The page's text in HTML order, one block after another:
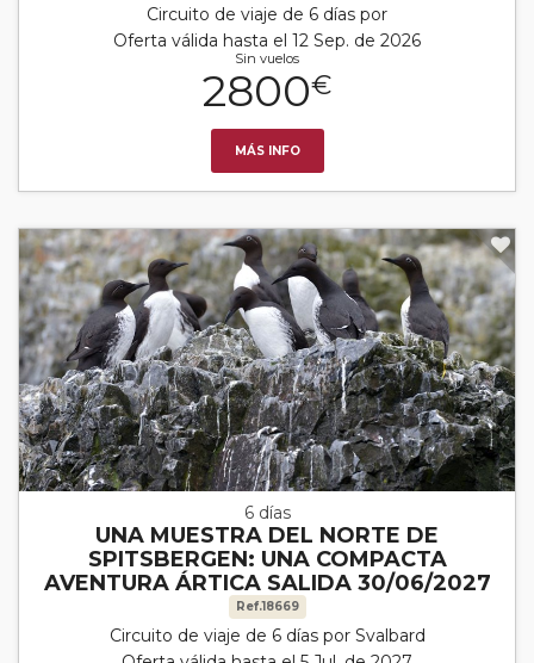
Circuito de viaje de 6 días por
Oferta válida hasta el 12 Sep. de 2026
Sin vuelos
2800€
MÁS INFO
6 días
UNA MUESTRA DEL NORTE DE
SPITSBERGEN: UNA COMPACTA
AVENTURA ÁRTICA SALIDA 30/06/2027
Ref.18669
Circuito de viaje de 6 días por Svalbard